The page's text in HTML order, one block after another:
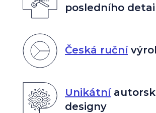
posledního
Česká ruční
Unikátní
designy